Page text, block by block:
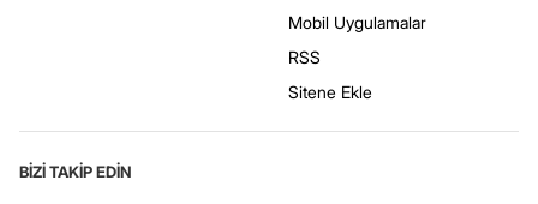
Mobil Uygulamalar
RSS
Sitene Ekle
BİZİ TAKİP EDİN